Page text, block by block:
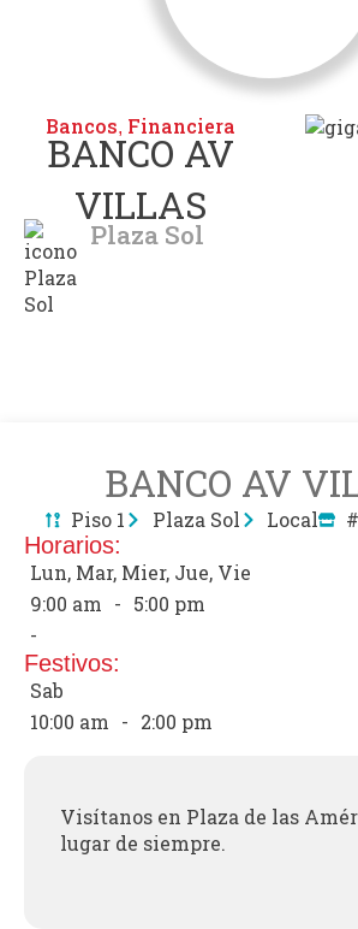
Bancos, Financiera
BANCO AV
VILLAS
Plaza Sol
BANCO AV
Piso 1 Plaza Sol Local
Horarios:
Lun, Mar, Mier, Jue, Vie
9:00 am - 5:00 pm
-
Festivos:
Sab
10:00 am - 2:00 pm
Visítanos en Plaza de las
lugar de siempre.